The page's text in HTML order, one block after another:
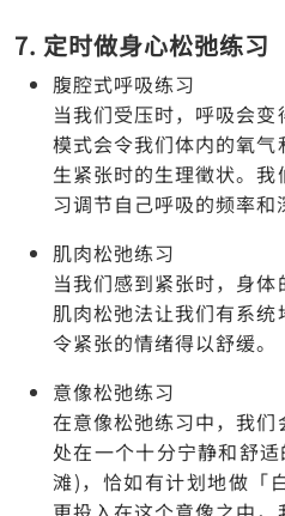
7. 定时做身心松弛练习
腹腔式呼吸练习
当我们受压时，呼吸会
模式会令我们体内的氧
生紧张时的生理徵状。
习调节自己呼吸的频率和
肌肉松弛练习
当我们感到紧张时，身体
肌肉松弛法让我们有系统
令紧张的情绪得以舒缓。
意像松弛练习
在意像松弛练习中，我
处在一个十分宁静和舒
滩)，恰如有计划地做「